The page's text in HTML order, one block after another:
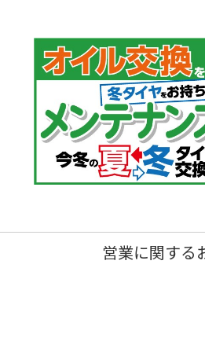
営業に関する